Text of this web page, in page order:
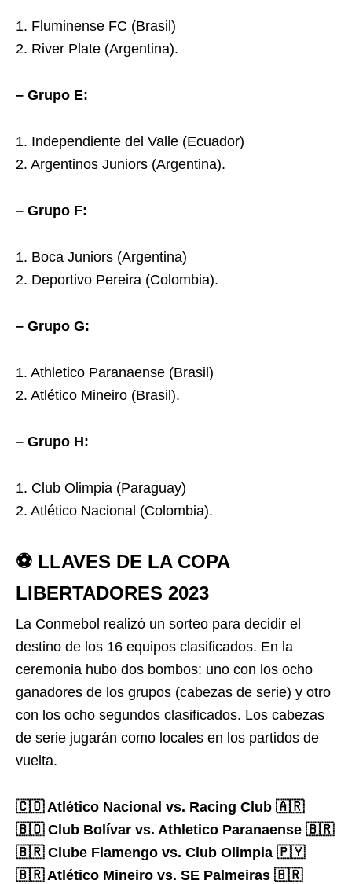
1. Fluminense FC (Brasil)
2. River Plate (Argentina).
– Grupo E:
1. Independiente del Valle (Ecuador)
2. Argentinos Juniors (Argentina).
– Grupo F:
1. Boca Juniors (Argentina)
2. Deportivo Pereira (Colombia).
– Grupo G:
1. Athletico Paranaense (Brasil)
2. Atlético Mineiro (Brasil).
– Grupo H:
1. Club Olimpia (Paraguay)
2. Atlético Nacional (Colombia).
⚽ LLAVES DE LA COPA
LIBERTADORES 2023
La Conmebol realizó un sorteo para decidir el
destino de los 16 equipos clasificados. En la
ceremonia hubo dos bombos: uno con los ocho
ganadores de los grupos (cabezas de serie) y otro
con los ocho segundos clasificados. Los cabezas
de serie jugarán como locales en los partidos de
vuelta.
🇨🇴 Atlético Nacional vs. Racing Club 🇦🇷
🇧🇴 Club Bolívar vs. Athletico Paranaense 🇧🇷
🇧🇷 Clube Flamengo vs. Club Olimpia 🇵🇾
🇧🇷 Atlético Mineiro vs. SE Palmeiras 🇧🇷